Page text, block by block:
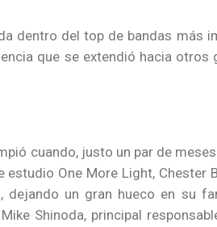
dentro del top de bandas más
que se extendió hacia otros
cuando, justo un par de
estudio One More Light, Chester
un gran hueco en su
Shinoda, principal